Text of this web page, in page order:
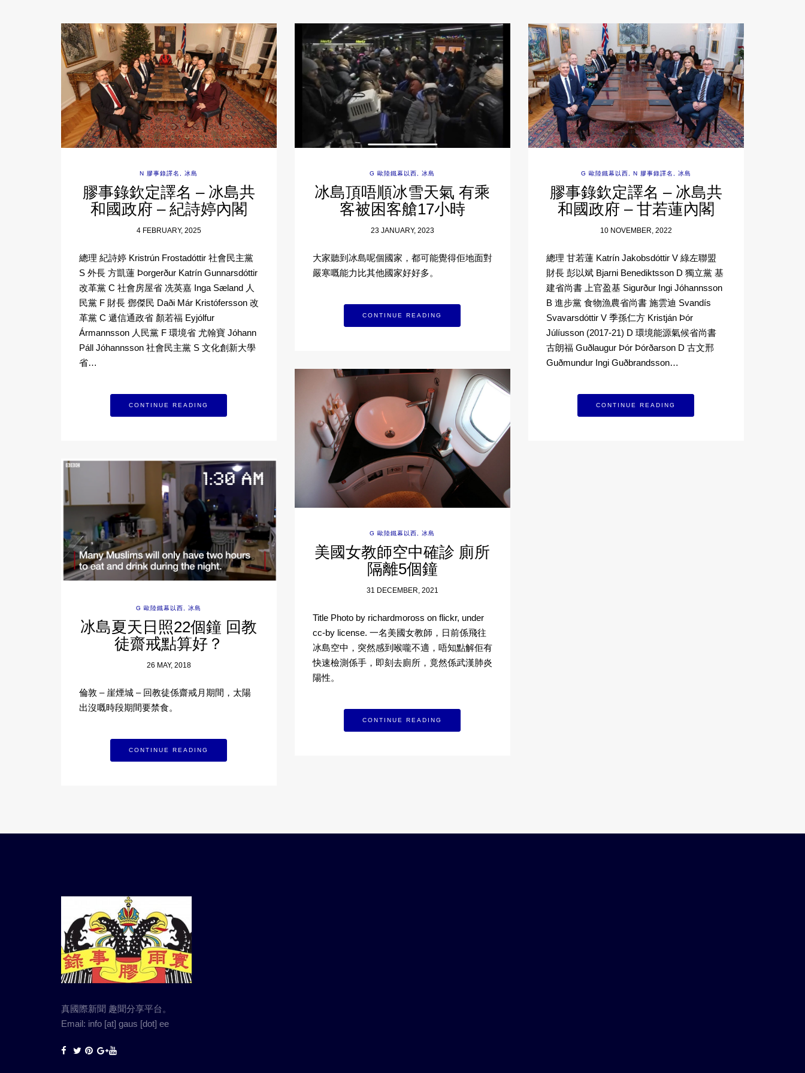
N 膠事錄譯名 ,冰島
膠事錄欽定譯名 – 冰島共
和國政府 – 紀詩婷內閣
4 FEBRUARY, 2025
總理 紀詩婷 Kristrún Frostadóttir 社會民主黨
S 外長 方凱蓮 Þorgerður Katrín Gunnarsdóttir
改革黨 C 社會房屋省 冼英嘉 Inga Sæland 人
民黨 F 財長 鄧傑民 Daði Már Kristófersson 改
革黨 C 遞信通政省 顏若福 Eyjólfur
Ármannsson 人民黨 F 環境省 尤翰寶 Jóhann
Páll Jóhannsson 社會民主黨 S 文化創新大學
省…
CONTINUE READING
G 歐陸鐵幕以西 ,冰島
冰島頂唔順冰雪天氣 有乘
客被困客艙17小時
23 JANUARY, 2023
大家聽到冰島呢個國家，都可能覺得佢地面對
嚴寒嘅能力比其他國家好好多。
CONTINUE READING
G 歐陸鐵幕以西 , N 膠事錄譯名 , 冰島
膠事錄欽定譯名 – 冰島共
和國政府 – 甘若蓮內閣
10 NOVEMBER, 2022
總理 甘若蓮 Katrín Jakobsdóttir V 綠左聯盟
財長 彭以斌 Bjarni Benediktsson D 獨立黨 基
建省尚書 上官盈基 Sigurður Ingi Jóhannsson
B 進步黨 食物漁農省尚書 施雲迪 Svandís
Svavarsdóttir V 季孫仁方 Kristján Þór
Júlíusson (2017-21) D 環境能源氣候省尚書
古朗福 Guðlaugur Þór Þórðarson D 古文邢
Guðmundur Ingi Guðbrandsson…
CONTINUE READING
G 歐陸鐵幕以西 ,冰島
美國女教師空中確診 廁所
隔離5個鐘
31 DECEMBER, 2021
Title Photo by richardmoross on flickr, under
cc-by license. 一名美國女教師，日前係飛往
冰島空中，突然感到喉嚨不適，唔知點解佢有
快速檢測係手，即刻去廁所，竟然係武漢肺炎
陽性。
CONTINUE READING
G 歐陸鐵幕以西 ,冰島
冰島夏天日照22個鐘 回教
徒齋戒點算好？
26 MAY, 2018
倫敦 – 崖煙城 – 回教徒係齋戒月期間，太陽
出沒嘅時段期間要禁食。
CONTINUE READING
真國際新聞 趣聞分享平台。
Email: info [at] gaus [dot] ee